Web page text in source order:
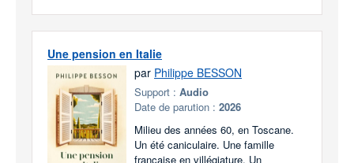
Une pension en Italie
par Philippe BESSON
Support : Audio
Date de parution : 2026
Milieu des années 60, en Toscane.
Un été caniculaire. Une famille
française en villégiature. Un